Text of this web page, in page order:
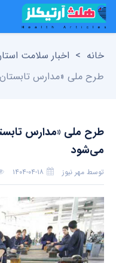
خانه > اخبار سلامت
طرح ملی «مدارس تابستان
طرح ملی «مدارس
می‌شود
توسط مهر نیوز ۱۴۰۴-۰۴-۱۸